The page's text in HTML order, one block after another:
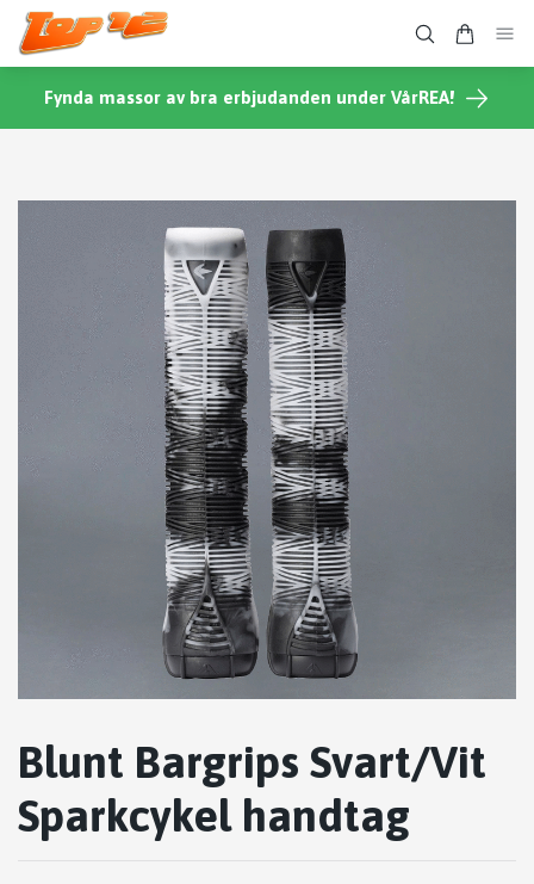
Fynda massor av bra erbjudanden under VårREA!
Blunt Bargrips Svart/Vit
Sparkcykel handtag